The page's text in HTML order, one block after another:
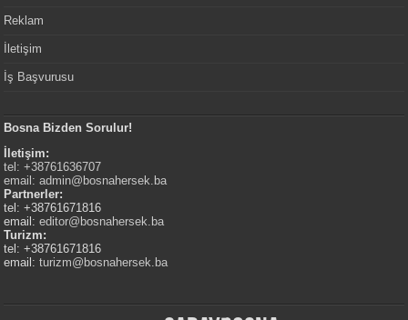
Reklam
İletişim
İş Başvurusu
Bosna Bizden Sorulur!
İletişim:
tel: +38761636707
email:admin@bosnahersek.ba
Partnerler:
tel: +38761671816
email:editor@bosnahersek.ba
Turizm:
tel: +38761671816
email:turizm@bosnahersek.ba